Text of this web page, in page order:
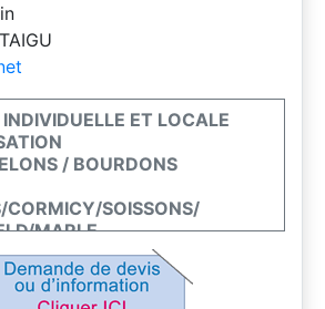
INDIVIDUELLE ET LOCALE
/ BOURDONS
CORMICY/SOISSONS/
MARLE
MARNE ARDENNES 02 / 51 / 08
AU TEL OU MAIL
GARANTIE / AGREMENT